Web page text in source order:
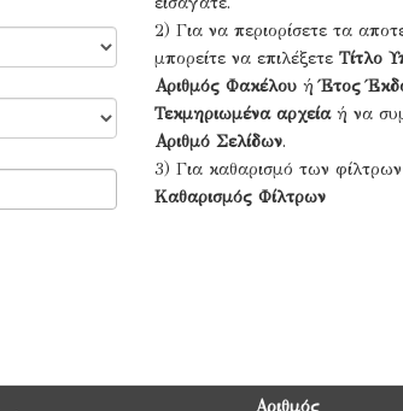
2) Για να περιορίσετε τα
μπορείτε να επιλέξετε Τίτλο
Αριθμός ΦακέλουήΈτος
Τεκμηριωμένα αρχείαή να
Αριθμό Σελίδων.
3) Για καθαρισμό των
Καθαρισμός Φίλτρων
Αριθμός